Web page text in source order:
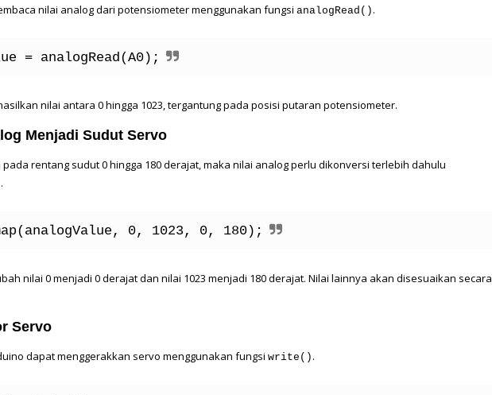
nilai analog dari potensiometer menggunakan fungsi analogRead() .
= analogRead(A0);
nilai antara 0 hingga 1023, tergantung pada posisi putaran potensiometer.
Menjadi Sudut Servo
rentang sudut 0 hingga 180 derajat, maka nilai analog perlu dikonversi terlebih dahulu
.
0, 1023, 0, 180);
nilai 0 menjadi 0 derajat dan nilai 1023 menjadi 180 derajat. Nilai lainnya akan disesuaikan secara
Servo
dapat menggerakkan servo menggunakan fungsi write() .